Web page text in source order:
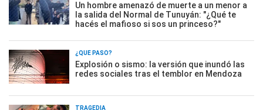
Un hombre amenazó de muerte a un menor a
la salida del Normal de Tunuyán: "¿Qué te
hacés el mafioso si sos un princeso?"
¿QUÉ PASÓ?
Explosión o sismo: la versión que inundó las
redes sociales tras el temblor en Mendoza
TRAGEDIA